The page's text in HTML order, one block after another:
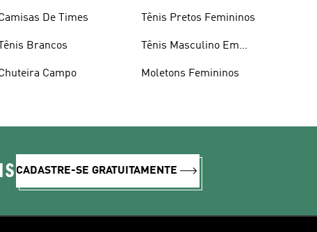
De Times
Tênis Brancos
Campo
Tênis Pretos Femininos
Tênis Masculino Em
Moletons Femininos
CADASTRE-SE GRATUITAMENTE